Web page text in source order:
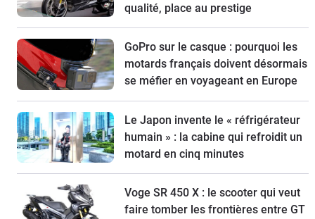
qualité, place au prestige
GoPro sur le casque : pourquoi les
motards français doivent désormais
se méfier en voyageant en Europe
Le Japon invente le « réfrigérateur
humain » : la cabine qui refroidit un
motard en cinq minutes
Voge SR 450 X : le scooter qui veut
faire tomber les frontières entre GT